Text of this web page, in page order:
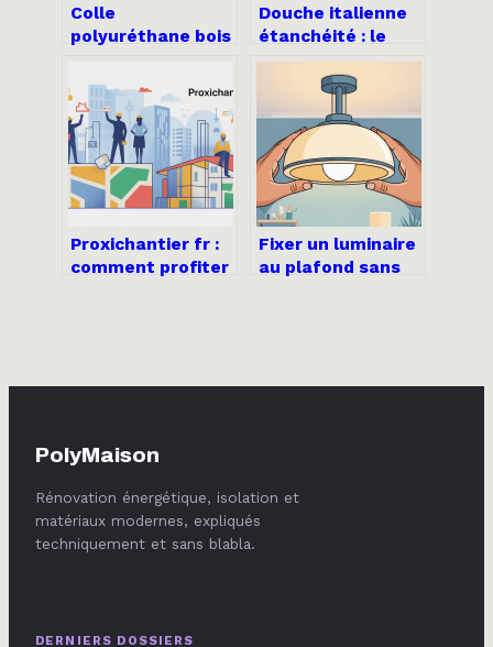
Colle
polyuréthane bois
pour des collages
durables
Douche italienne
étanchéité : le
guide complet
pour une salle de
bain durable
Proxichantier fr :
comment profiter
Fixer un luminaire
au plafond sans
PolyMaison
Rénovation énergétique, isolation et
matériaux modernes, expliqués
techniquement et sans blabla.
DERNIERS DOSSIERS